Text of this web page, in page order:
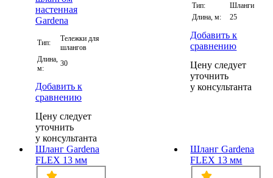
Тип:
Тележки для
шлангов
Длина,
м:
30
Добавить к
сравнению
Цену следует
уточнить
у консультанта
Тип:
Шланги
Длина, м:
25
Добавить к
сравнению
Цену следует
уточнить
у консультанта
Шланг Gardena
FLEX 13 мм
Шланг Gardena
FLEX 13 мм